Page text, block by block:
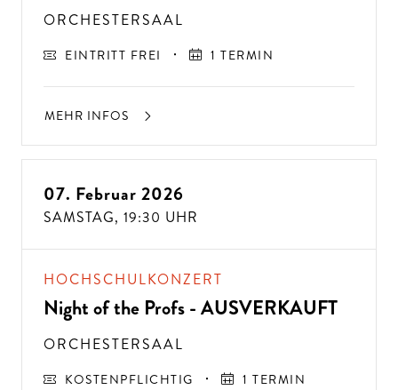
ORCHESTERSAAL
EINTRITT FREI 1 TERMIN
MEHR INFOS
07. Februar 2026
SAMSTAG, 19:30 UHR
HOCHSCHULKONZERT
Night of the Profs - AUSVERKAUFT
ORCHESTERSAAL
KOSTENPFLICHTIG 1 TERMIN